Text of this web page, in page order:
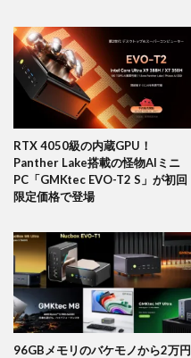
RTX 4050級の内蔵GPU！
Panther Lake搭載の怪物AIミニ
PC「GMKtec EVO-T2 S」が初回
限定価格で登場
96GBメモリのバケモノから2万円